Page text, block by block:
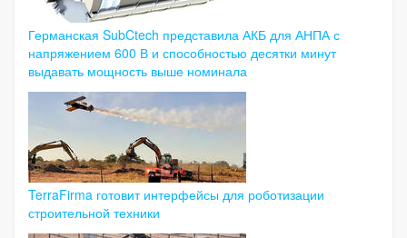
Германская SubCtech представила АКБ для АНПА с
напряжением 600 В и способностью десятки минут
выдавать мощность выше номинала
TerraFirma готовит интерфейсы для роботизации
строительной техники